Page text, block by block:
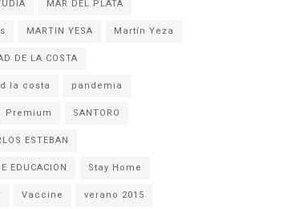
MAR DEL PLATA
MARTIN YESA
Martín Yeza
DE LA COSTA
la costa
pandemia
Premium
SANTORO
ESTEBAN
EDUCACION
Stay Home
Vaccine
verano 2015